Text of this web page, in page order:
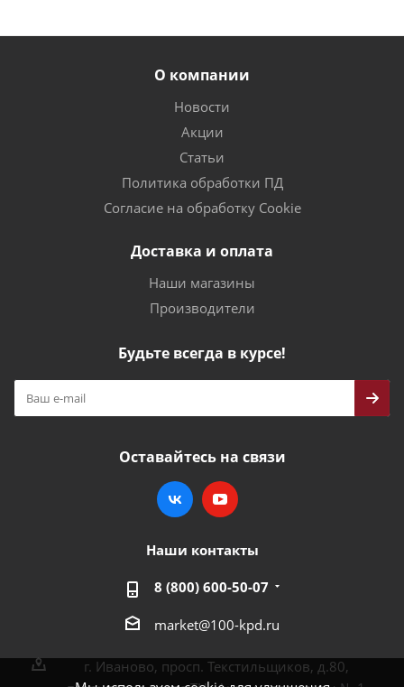
О компании
Новости
Акции
Статьи
Политика обработки ПД
Согласие на обработку Cookie
Доставка и оплата
Наши магазины
Производители
Будьте всегда в курсе!
Оставайтесь на связи
Наши контакты
8 (800) 600-50-07
market@100-kpd.ru
г. Иваново, просп. Текстильщиков, д.80,